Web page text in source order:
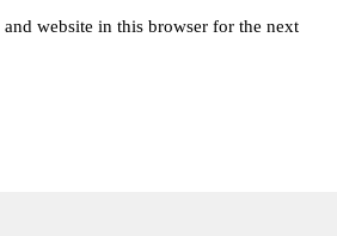
and website in this browser for the next